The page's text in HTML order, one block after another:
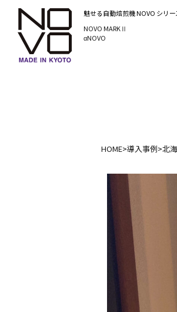
魅せる自動焙煎機NOVO シリー
NOVO MARKⅡ
αNOVO
HOME>導入事例>北